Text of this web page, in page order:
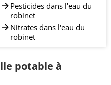
Pesticides dans l'eau du
robinet
Nitrates dans l'eau du
robinet
potable à